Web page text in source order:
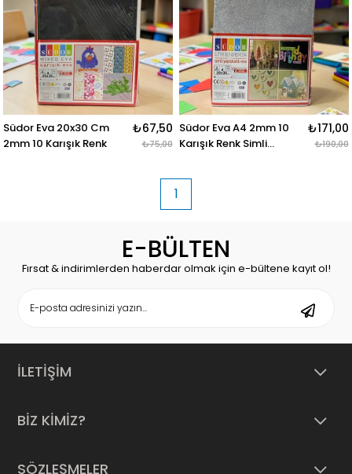
Südor Eva 20x30 Cm
2mm 10 Karışık Renk
₺67,50
₺75,00
Südor Eva A4 2mm 10
Karışık Renk Simli
₺171,00
₺190,00
1
E-BÜLTEN
Fırsat & indirimlerden haberdar olmak için e-bültene kayıt ol!
İLETİŞİM
BİZ KİMİZ?
SÖZLEŞMELER